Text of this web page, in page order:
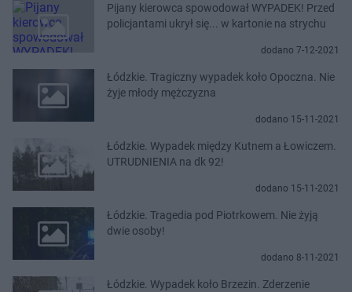
Pijany kierowca spowodował WYPADEK! Przed
policjantami ukrył się... w kartonie na strychu
dodano 7-12-2021
Łódzkie. Tragiczny wypadek koło Opoczna. Nie
żyje młody mężczyzna
dodano 15-11-2021
Łódzkie. Wypadek między Kutnem a Łowiczem.
UTRUDNIENIA na dk 92!
dodano 15-11-2021
Łódzkie. Tragedia pod Piotrkowem. Nie żyją
dwie osoby!
dodano 8-11-2021
Łódzkie. Wypadek koło Brzezin. Zderzenie